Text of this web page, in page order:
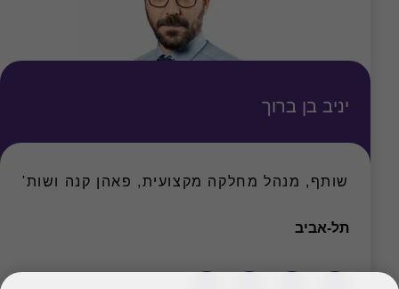
יניב בן ברוך
שותף, מנהל מחלקה מקצועית, פאהן קנה ושות'
תל-אביב